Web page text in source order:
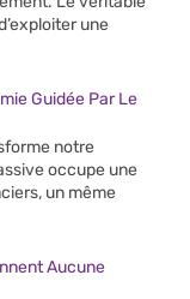
une
Guidée Par Le
notre
occupe une
un même
Aucune